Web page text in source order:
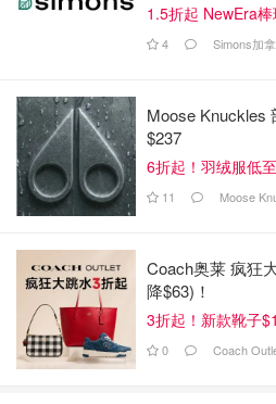
1.5折起 NewEra
4 Simons加
Moose Knuckles
$237
6折起！羽绒服低
11 Moose
Coach奥莱 疯狂
降$63)！
3折起！新款靴子
0 Coach